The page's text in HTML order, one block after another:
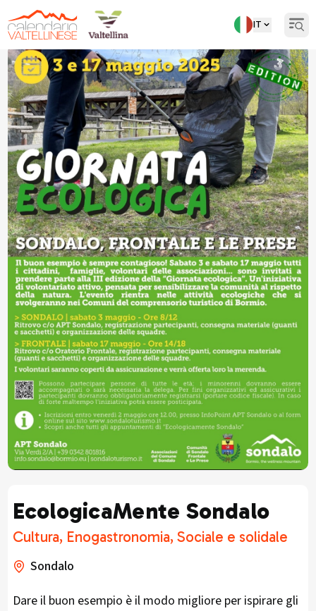
IT
EcologicaMente Sondalo
Cultura, Enogastronomia, Sociale e solidale
Sondalo
Dare il buon esempio è il modo migliore per ispirare gli